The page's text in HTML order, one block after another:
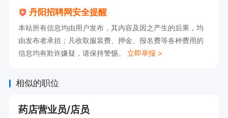
丹阳招聘网安全提醒
本站所有信息均由用户发布，其内容及因之产生的后果，均
由发布者承担；凡收取服装费、押金、报名费等各种费用的
信息均有欺诈嫌疑，请保持警惕。 立即举报 >
相似的职位
药店营业员/店员